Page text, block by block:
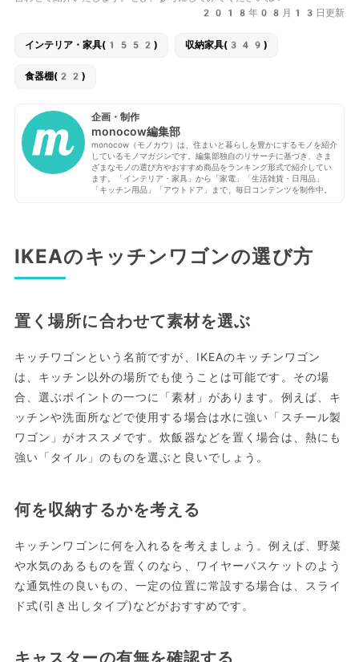
2018年08月13日更新
インテリア・家具(1552) 収納家具(349)
食器棚(22)
企画・制作
monocow編集部
monocow（モノカウ）は、住まいと暮らしを豊かにするモノを紹介
しているモノマガジンです。編集部独自のリサーチに基づき、さま
ざまなモノの選び方やおすすめ商品をランキング形式で紹介してい
ます。「インテリア・家具」から「家電」「生活雑貨・日用品」
「キッチン用品」「アウトドア」まで、毎日コンテンツを制作中。
IKEAのキッチンワゴンの選び方
置く場所に合わせて素材を選ぶ
キッチワゴンという名前ですが、IKEAのキッチンワゴン
は、キッチン以外の場所でも使うことは可能です。その場
合、選ぶポイントの一つに「素材」があります。例えば、キ
ッチンや洗面所などで使用する場合は水に強い「スチール製
ワゴン」がオススメです。炊飯器などを置く場合は、熱にも
強い「タイル」のものを選ぶと良いでしょう。
何を収納するかを考える
キッチンワゴンに何を入れるを考えましょう。例えば、野菜
や水気のあるものを置くのなら、ワイヤーバスケットのよう
な通気性の良いもの、一定の位置に常設する場合は、スライ
ド式(引き出しタイプ)などがおすすめです。